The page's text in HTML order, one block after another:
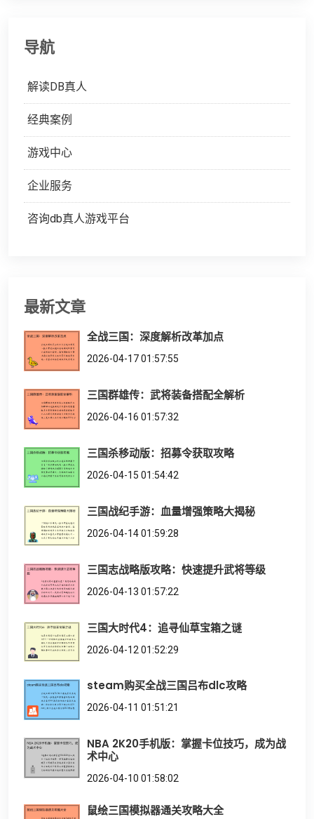
导航
解读DB真人
经典案例
游戏中心
企业服务
咨询db真人游戏平台
最新文章
全战三国：深度解析改革加点
2026-04-17 01:57:55
三国群雄传：武将装备搭配全解析
2026-04-16 01:57:32
三国杀移动版：招募令获取攻略
2026-04-15 01:54:42
三国战纪手游：血量增强策略大揭秘
2026-04-14 01:59:28
三国志战略版攻略：快速提升武将等级
2026-04-13 01:57:22
三国大时代4：追寻仙草宝箱之谜
2026-04-12 01:52:29
steam购买全战三国吕布dlc攻略
2026-04-11 01:51:21
NBA 2K20手机版：掌握卡位技巧，成为战
术中心
2026-04-10 01:58:02
鼠绘三国模拟器通关攻略大全